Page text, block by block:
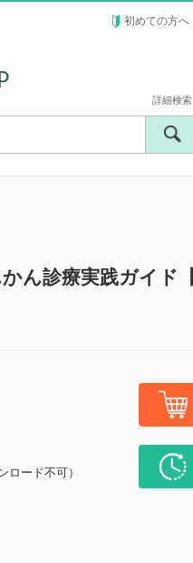
初めての方へ
詳細検索
ん診療実践ガイド【
ロード不可）